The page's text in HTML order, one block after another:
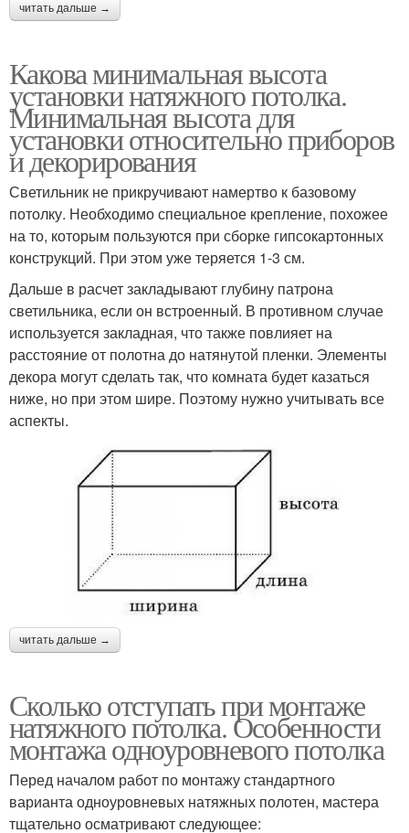
читать дальше →
Какова минимальная высота
установки натяжного потолка.
Минимальная высота для
установки относительно приборов
и декорирования
Светильник не прикручивают намертво к базовому
потолку. Необходимо специальное крепление, похожее
на то, которым пользуются при сборке гипсокартонных
конструкций. При этом уже теряется 1-3 см.
Дальше в расчет закладывают глубину патрона
светильника, если он встроенный. В противном случае
используется закладная, что также повлияет на
расстояние от полотна до натянутой пленки. Элементы
декора могут сделать так, что комната будет казаться
ниже, но при этом шире. Поэтому нужно учитывать все
аспекты.
читать дальше →
Сколько отступать при монтаже
натяжного потолка. Особенности
монтажа одноуровневого потолка
Перед началом работ по монтажу стандартного
варианта одноуровневых натяжных полотен, мастера
тщательно осматривают следующее: